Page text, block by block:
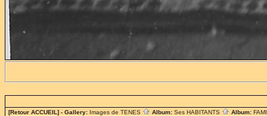
[Retour ACCUEIL] - Gallery: Images de TENES Album: Ses HABITANTS Album: